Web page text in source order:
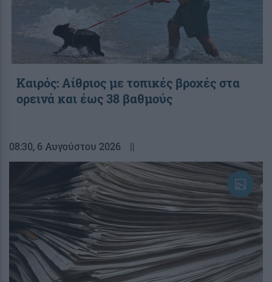
Καιρός: Αίθριος με τοπικές βροχές στα
ορεινά και έως 38 βαθμούς
08:30, 6 Αυγούστου 2026 ||